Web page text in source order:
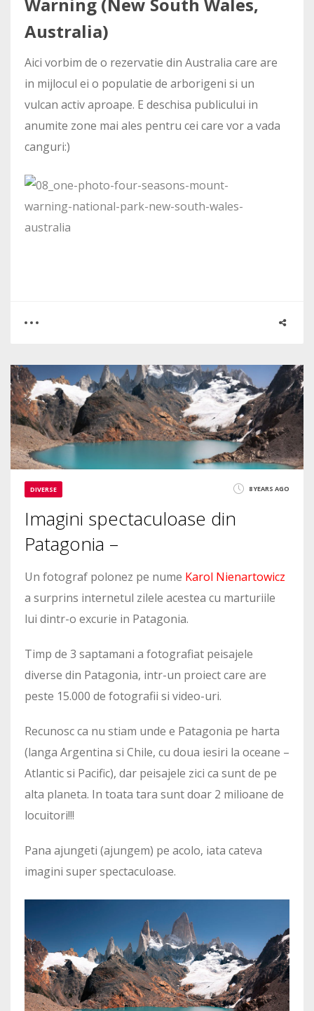
Australia)
Aici vorbim de o rezervatie din Australia care are
in mijlocul ei o populatie de arborigeni si un
vulcan activ aproape. E deschisa publicului in
anumite zone mai ales pentru cei care vor a vada
canguri:)
0
3301
DIVERSE 8 YEARS AGO
Imagini spectaculoase din
Patagonia –
Un fotograf polonez pe nume Karol Nienartowicz
a surprins internetul zilele acestea cu marturiile
lui dintr-o excurie in Patagonia.
Timp de 3 saptamani a fotografiat peisajele
diverse din Patagonia, intr-un proiect care are
peste 15.000 de fotografii si video-uri.
Recunosc ca nu stiam unde e Patagonia pe harta
(langa Argentina si Chile, cu doua iesiri la oceane –
Atlantic si Pacific), dar peisajele zici ca sunt de pe
alta planeta. In toata tara sunt doar 2 milioane de
locuitori!!!
Pana ajungeti (ajungem) pe acolo, iata cateva
imagini super spectaculoase.